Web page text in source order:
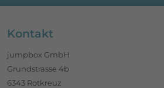
Kontakt
jumpbox GmbH
Grundstrasse 4b
6343 Rotkreuz